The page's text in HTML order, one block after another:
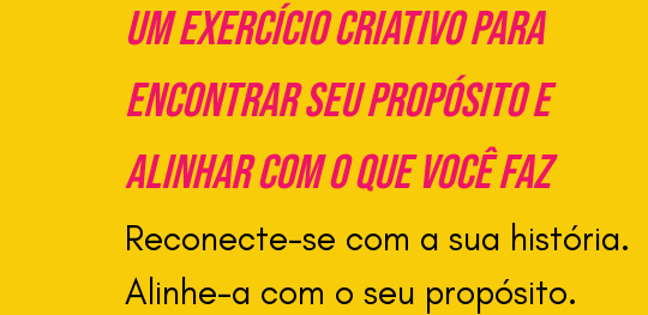
Um exercício criativo para
encontrar seu propósito e
alinhar com o que você faz
Reconecte-se com a sua história.
Alinhe-a com o seu propósito.